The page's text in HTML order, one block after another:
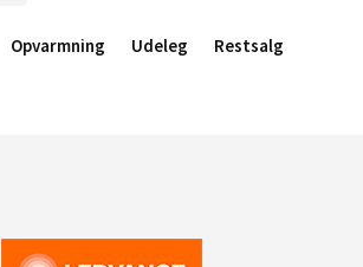
Opvarmning Udeleg
Restsalg